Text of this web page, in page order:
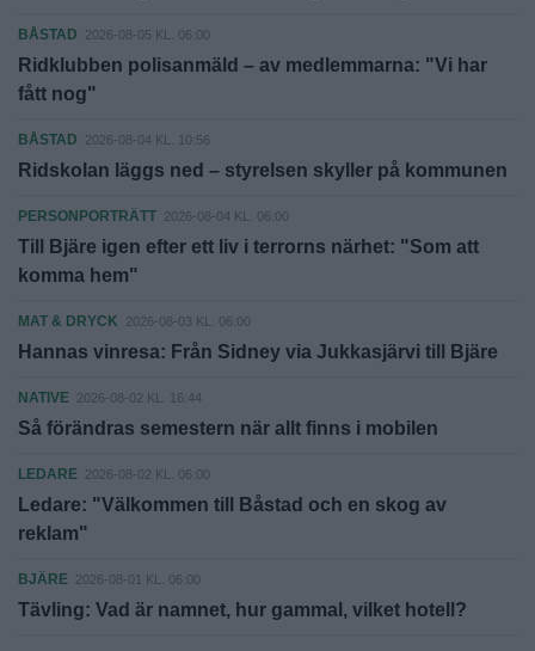
BÅSTAD 2026-08-05 KL. 06:00
Ridklubben polisanmäld – av medlemmarna: "Vi har
fått nog"
BÅSTAD 2026-08-04 KL. 10:56
Ridskolan läggs ned – styrelsen skyller på kommunen
PERSONPORTRÄTT 2026-08-04 KL. 06:00
Till Bjäre igen efter ett liv i terrorns närhet: "Som att
komma hem"
MAT & DRYCK 2026-08-03 KL. 06:00
Hannas vinresa: Från Sidney via Jukkasjärvi till Bjäre
NATIVE 2026-08-02 KL. 16:44
Så förändras semestern när allt finns i mobilen
LEDARE 2026-08-02 KL. 06:00
Ledare: "Välkommen till Båstad och en skog av
reklam"
BJÄRE 2026-08-01 KL. 06:00
Tävling: Vad är namnet, hur gammal, vilket hotell?